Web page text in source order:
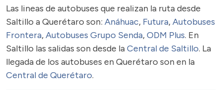
Las lineas de autobuses que realizan la ruta desde
Saltillo a Querétaro son: Anáhuac, Futura,Autobuses
Frontera,Autobuses Grupo Senda,ODM Plus. En
Saltillo las salidas son desde laCentral de Saltillo. La
llegada de los autobuses en Querétaro son en la
Central de Querétaro.